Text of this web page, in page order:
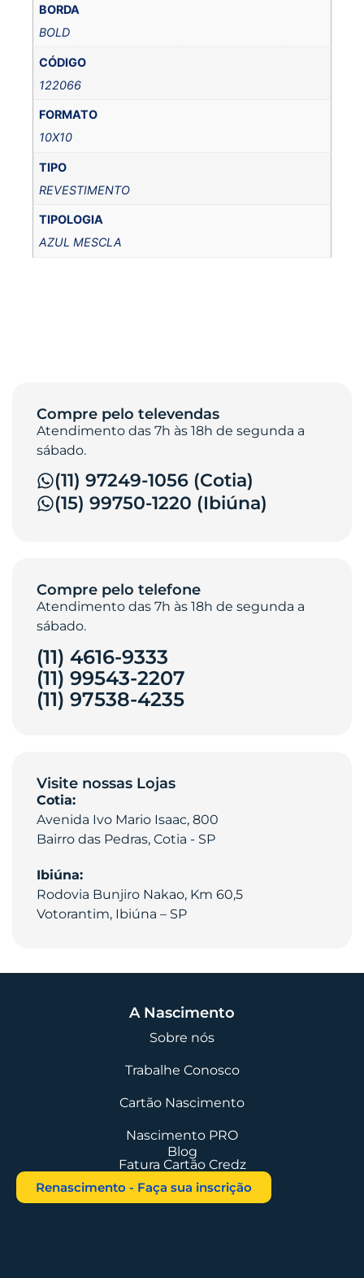
BORDA
BOLD
CÓDIGO
122066
FORMATO
10X10
TIPO
REVESTIMENTO
TIPOLOGIA
AZUL MESCLA
Compre pelo televendas
Atendimento das 7h às 18h de segunda a
sábado.
(11) 97249-1056 (Cotia)
(15) 99750-1220 (Ibiúna)
Compre pelo telefone
Atendimento das 7h às 18h de segunda a
sábado.
(11) 4616-9333
(11) 99543-2207
(11) 97538-4235‎
Visite nossas Lojas
Cotia:
Avenida Ivo Mario Isaac, 800
Bairro das Pedras, Cotia - SP
Ibiúna:
Rodovia Bunjiro Nakao, Km 60,5
Votorantim, Ibiúna – SP
A Nascimento
Sobre nós
Trabalhe Conosco
Cartão Nascimento
Nascimento PRO
Blog
Fatura Cartão Credz
Renascimento - Faça sua inscrição